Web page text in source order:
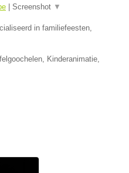
Screenshot ▼
in familiefeesten,
Kinderanimatie,